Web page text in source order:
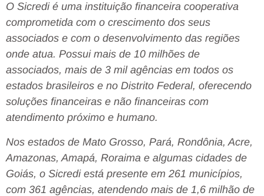
O Sicredi é uma instituição financeira cooperativa
comprometida com o crescimento dos seus
associados e com o desenvolvimento das regiões
onde atua. Possui mais de 10 milhões de
associados, mais de 3 mil agências em todos os
estados brasileiros e no Distrito Federal, oferecendo
soluções financeiras e não financeiras com
atendimento próximo e humano.
Nos estados de Mato Grosso, Pará, Rondônia, Acre,
Amazonas, Amapá, Roraima e algumas cidades de
Goiás, o Sicredi está presente em 261 municípios,
com 361 agências, atendendo mais de 1,6 milhão de